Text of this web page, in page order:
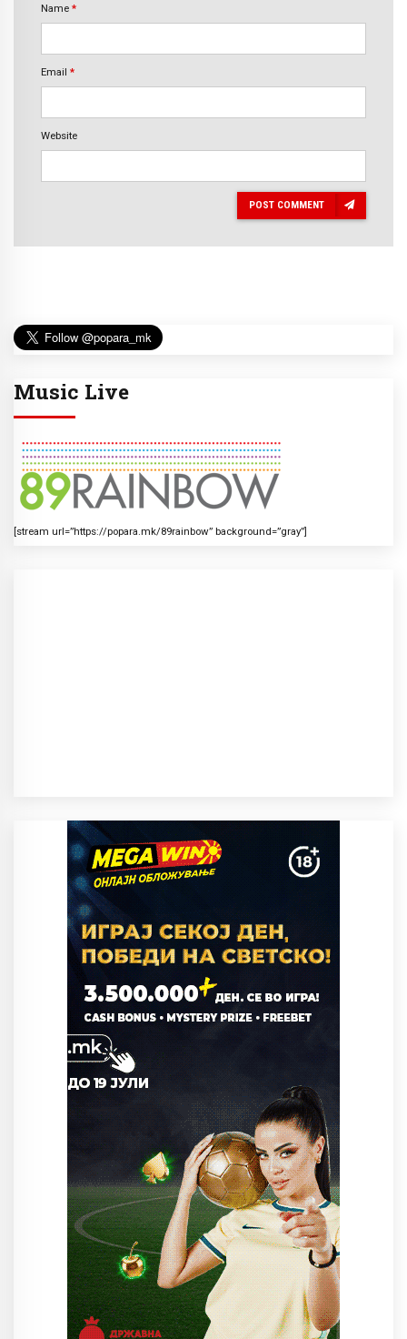
Name *
Email *
Website
POST COMMENT
Music Live
[stream url=”https://popara.mk/89rainbow” background=”gray”]